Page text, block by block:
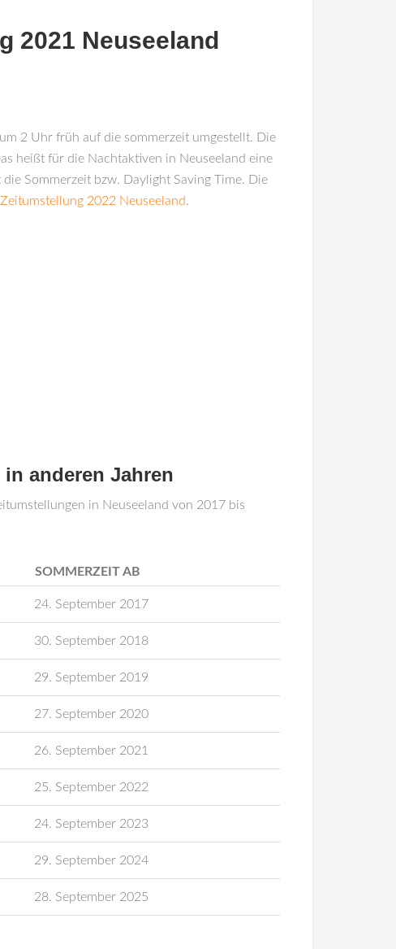
2021 Neuseeland
um 2 Uhr früh auf die sommerzeit umgestellt. Die
heißt für die Nachtaktiven in Neuseeland eine
Sommerzeit bzw. Daylight Saving Time. Die
Zeitumstellung 2022 Neuseeland.
anderen Jahren
in Neuseeland von 2017 bis
SOMMERZEIT AB
24. September 2017
30. September 2018
29. September 2019
27. September 2020
26. September 2021
25. September 2022
24. September 2023
29. September 2024
28. September 2025